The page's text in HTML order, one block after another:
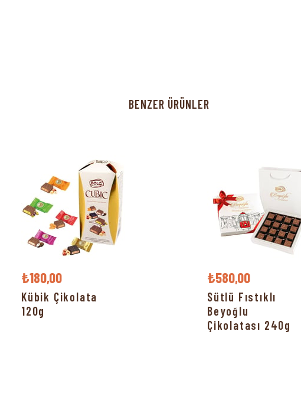
BENZER ÜRÜNLER
₺180,00
Kübik Çikolata
120g
₺580,00
Sütlü Fıstıklı
Beyoğlu
Çikolatası 240g